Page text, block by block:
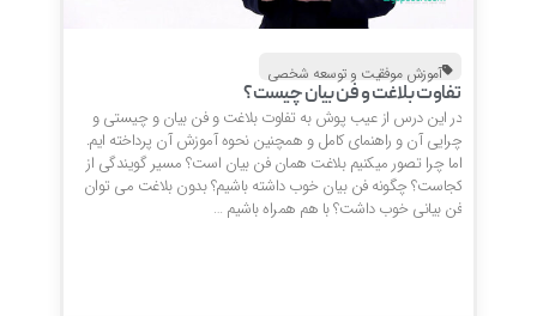
آموزش موفقیت و توسعه شخصی
تفاوت بلاغت و فن بیان چیست؟
در این درس از عیب پوش به تفاوت بلاغت و فن بیان و چیستی و
چرایی آن و راهنمای کامل و همچنین نحوه آموزش آن پرداخته ایم.
اما چرا تصور میکنیم بلاغت همان فن بیان است؟ مسیر گویندگی از
کجاست؟ چگونه فن بیان خوب داشته باشیم؟ بدون بلاغت می توان
فن بیانی خوب داشت؟ با هم همراه باشیم …